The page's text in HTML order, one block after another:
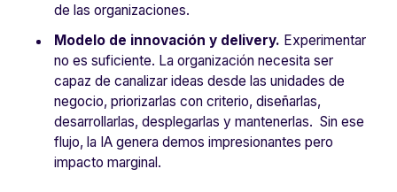
de las organizaciones.
Modelo de innovación y delivery. Experimentar
no es suficiente. La organización necesita ser
capaz de canalizar ideas desde las unidades de
negocio, priorizarlas con criterio, diseñarlas,
desarrollarlas, desplegarlas y mantenerlas. Sin ese
flujo, la IA genera demos impresionantes pero
impacto marginal.